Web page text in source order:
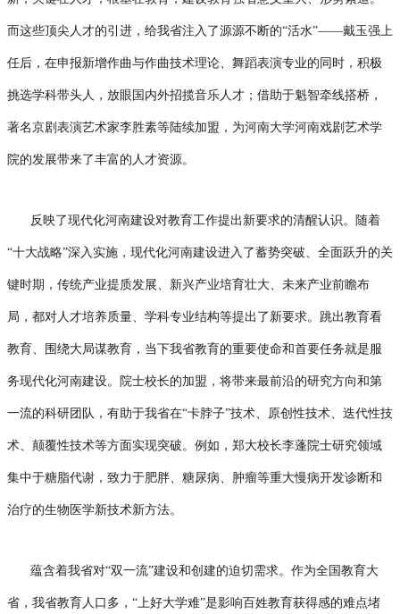
而这些顶尖人才的引进，给我省注入了源源不断的“活水”——戴玉强上
任后，在申报新增作曲与作曲技术理论、舞蹈表演专业的同时，积极
挑选学科带头人，放眼国内外招揽音乐人才；借助于魁智牵线搭桥，
著名京剧表演艺术家李胜素等陆续加盟，为河南大学河南戏剧艺术学
院的发展带来了丰富的人才资源。
反映了现代化河南建设对教育工作提出新要求的清醒认识。随着
“十大战略”深入实施，现代化河南建设进入了蓄势突破、全面跃升的关
键时期，传统产业提质发展、新兴产业培育壮大、未来产业前瞻布
局，都对人才培养质量、学科专业结构等提出了新要求。跳出教育看
教育、围绕大局谋教育，当下我省教育的重要使命和首要任务就是服
务现代化河南建设。院士校长的加盟，将带来最前沿的研究方向和第
一流的科研团队，有助于我省在“卡脖子”技术、原创性技术、迭代性技
术、颠覆性技术等方面实现突破。例如，郑大校长李蓬院士研究领域
集中于糖脂代谢，致力于肥胖、糖尿病、肿瘤等重大慢病开发诊断和
治疗的生物医学新技术新方法。
蕴含着我省对“双一流”建设和创建的迫切需求。作为全国教育大
省，我省教育人口多，“上好大学难”是影响百姓教育获得感的难点堵